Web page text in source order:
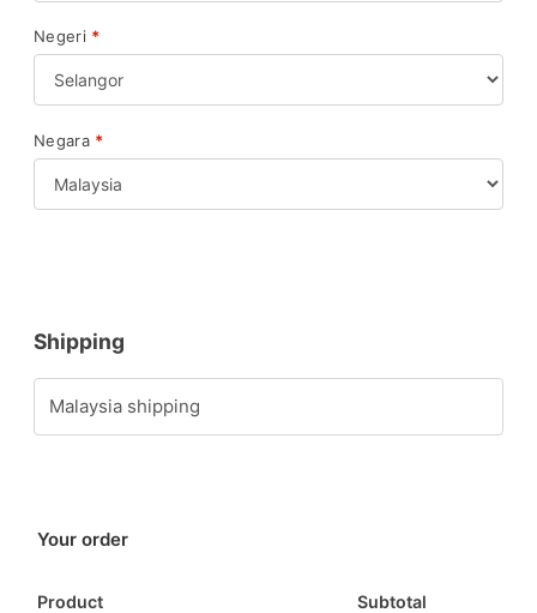
Negeri *
Negara *
Shipping
Malaysia shipping
Your order
Product Subtotal